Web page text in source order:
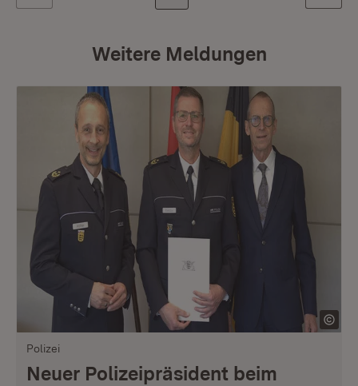
Weitere Meldungen
Polizei
Neuer Polizeipräsident beim